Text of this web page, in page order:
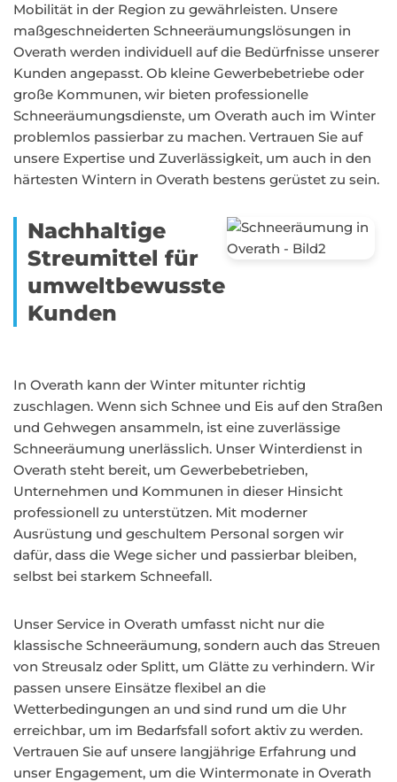
Mobilität in der Region zu gewährleisten. Unsere
maßgeschneiderten Schneeräumungslösungen in
Overath werden individuell auf die Bedürfnisse unserer
Kunden angepasst. Ob kleine Gewerbebetriebe oder
große Kommunen, wir bieten professionelle
Schneeräumungsdienste, um Overath auch im Winter
problemlos passierbar zu machen. Vertrauen Sie auf
unsere Expertise und Zuverlässigkeit, um auch in den
härtesten Wintern in Overath bestens gerüstet zu sein.
Nachhaltige
Streumittel für
umweltbewusste
Kunden
In Overath kann der Winter mitunter richtig
zuschlagen. Wenn sich Schnee und Eis auf den Straßen
und Gehwegen ansammeln, ist eine zuverlässige
Schneeräumung unerlässlich. Unser Winterdienst in
Overath steht bereit, um Gewerbebetrieben,
Unternehmen und Kommunen in dieser Hinsicht
professionell zu unterstützen. Mit moderner
Ausrüstung und geschultem Personal sorgen wir
dafür, dass die Wege sicher und passierbar bleiben,
selbst bei starkem Schneefall.
Unser Service in Overath umfasst nicht nur die
klassische Schneeräumung, sondern auch das Streuen
von Streusalz oder Splitt, um Glätte zu verhindern. Wir
passen unsere Einsätze flexibel an die
Wetterbedingungen an und sind rund um die Uhr
erreichbar, um im Bedarfsfall sofort aktiv zu werden.
Vertrauen Sie auf unsere langjährige Erfahrung und
unser Engagement, um die Wintermonate in Overath